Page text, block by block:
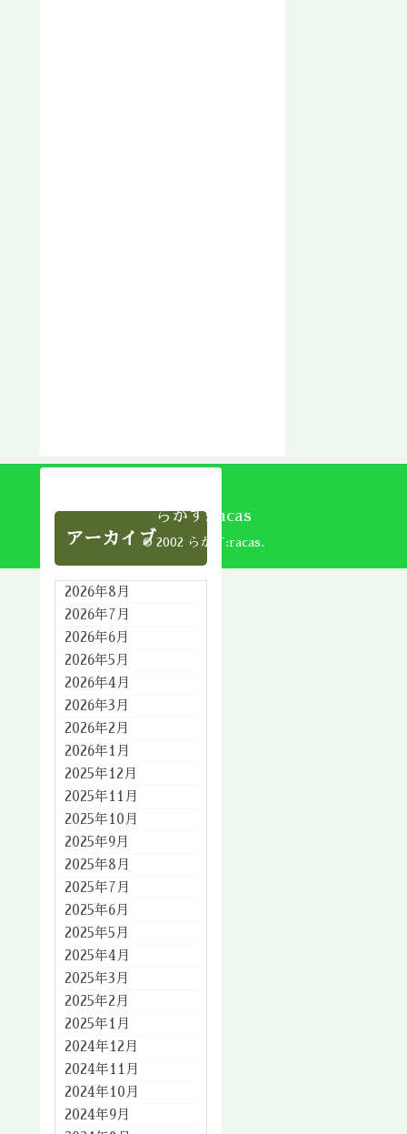
アーカイブ
2026年8月
2026年7月
2026年6月
2026年5月
2026年4月
2026年3月
2026年2月
2026年1月
2025年12月
2025年11月
2025年10月
2025年9月
2025年8月
2025年7月
2025年6月
2025年5月
2025年4月
2025年3月
2025年2月
2025年1月
2024年12月
2024年11月
2024年10月
2024年9月
らかす:racas
© 2002 らかす:racas.